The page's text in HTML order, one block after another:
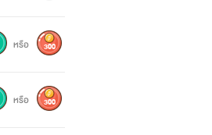
หรือ 300
หรือ 300